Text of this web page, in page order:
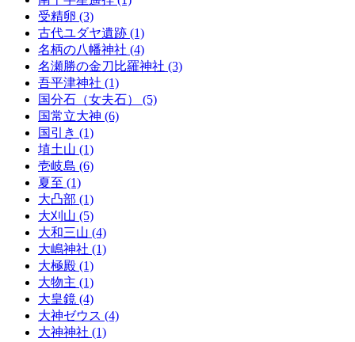
受精卵 (3)
古代ユダヤ遺跡 (1)
名柄の八幡神社 (4)
名瀬勝の金刀比羅神社 (3)
吾平津神社 (1)
国分石（女夫石） (5)
国常立大神 (6)
国引き (1)
埴土山 (1)
壱岐島 (6)
夏至 (1)
大凸部 (1)
大刈山 (5)
大和三山 (4)
大嶋神社 (1)
大極殿 (1)
大物主 (1)
大皇鏡 (4)
大神ゼウス (4)
大神神社 (1)